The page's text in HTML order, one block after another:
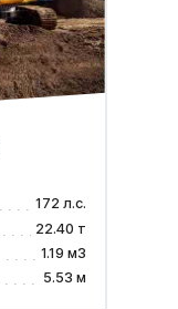
172 л.с.
22.40 т
1.19 м3
5.53 м